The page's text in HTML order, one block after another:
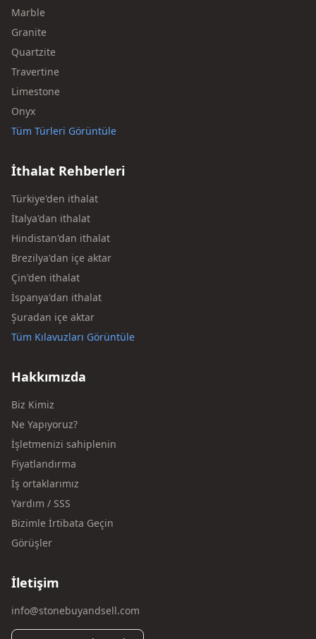
Marble
Granite
Quartzite
Travertine
Limestone
Onyx
Tüm Türleri Görüntüle
İthalat Rehberleri
Türkiye'den ithalat
İtalya'dan ithalat
Hindistan'dan ithalat
Brezilya'dan içe aktar
Çin'den ithalat
İspanya'dan ithalat
Şuradan içe aktar
Tüm Kılavuzları Görüntüle
Hakkımızda
Biz Kimiz
Ne Yapıyoruz?
İşletmenizi sahiplenin
Fiyatlandırma
İş ortaklarımız
Yardım / SSS
Bizimle İrtibata Geçin
Görüşler
İletişim
info@stonebuyandsell.com